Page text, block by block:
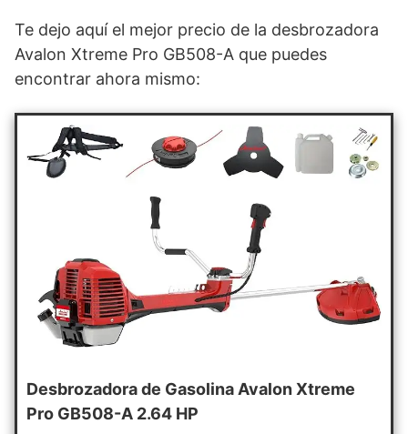
Te dejo aquí el mejor precio de la desbrozadora
Avalon Xtreme Pro GB508-A que puedes
encontrar ahora mismo:
Desbrozadora de Gasolina Avalon Xtreme
Pro GB508-A 2.64 HP